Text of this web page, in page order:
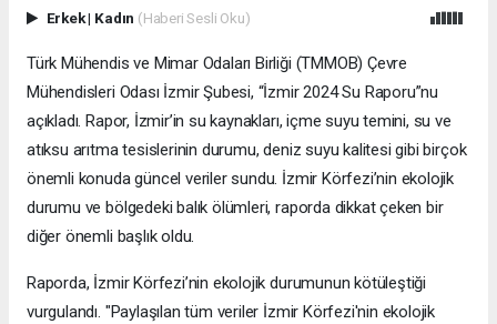
Erkek| Kadın (Haberi Sesli Oku)
Türk Mühendis ve Mimar Odaları Birliği (TMMOB) Çevre
Mühendisleri Odası İzmir Şubesi, “İzmir 2024 Su Raporu”nu
açıkladı. Rapor, İzmir’in su kaynakları, içme suyu temini, su ve
atıksu arıtma tesislerinin durumu, deniz suyu kalitesi gibi birçok
önemli konuda güncel veriler sundu. İzmir Körfezi’nin ekolojik
durumu ve bölgedeki balık ölümleri, raporda dikkat çeken bir
diğer önemli başlık oldu.
Raporda, İzmir Körfezi’nin ekolojik durumunun kötüleştiği
vurgulandı. "Paylaşılan tüm veriler İzmir Körfezi'nin ekolojik